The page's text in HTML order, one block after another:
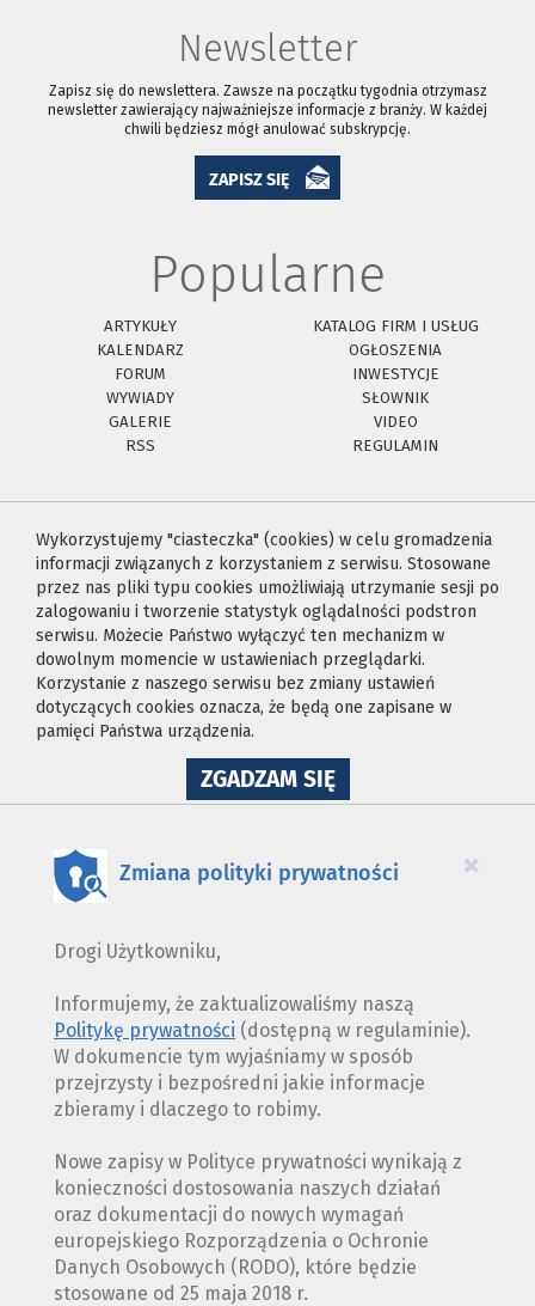
Newsletter
Zapisz się do newslettera. Zawsze na początku tygodnia otrzymasz
newsletter zawierający najważniejsze informacje z branży. W każdej
chwili będziesz mógł anulować subskrypcję.
ZAPISZ SIĘ
Popularne
ARTYKUŁY
KATALOG FIRM I USŁUG
KALENDARZ
OGŁOSZENIA
FORUM
INWESTYCJE
WYWIADY
SŁOWNIK
GALERIE
VIDEO
RSS
REGULAMIN
Wykorzystujemy "ciasteczka" (cookies) w celu gromadzenia
informacji związanych z korzystaniem z serwisu. Stosowane
przez nas pliki typu cookies umożliwiają utrzymanie sesji po
zalogowaniu i tworzenie statystyk oglądalności podstron
serwisu. Możecie Państwo wyłączyć ten mechanizm w
dowolnym momencie w ustawieniach przeglądarki.
Korzystanie z naszego serwisu bez zmiany ustawień
dotyczących cookies oznacza, że będą one zapisane w
pamięci Państwa urządzenia.
ZGADZAM SIĘNA
WYKORZYSTANIE
×
Zmiana polityki prywatności
Drogi Użytkowniku,
Informujemy, że zaktualizowaliśmy naszą
Politykę prywatności (dostępną w regulaminie).
W dokumencie tym wyjaśniamy w sposób
przejrzysty i bezpośredni jakie informacje
zbieramy i dlaczego to robimy.
Nowe zapisy w Polityce prywatności wynikają z
konieczności dostosowania naszych działań
oraz dokumentacji do nowych wymagań
europejskiego Rozporządzenia o Ochronie
Danych Osobowych (RODO), które będzie
stosowane od 25 maja 2018 r.